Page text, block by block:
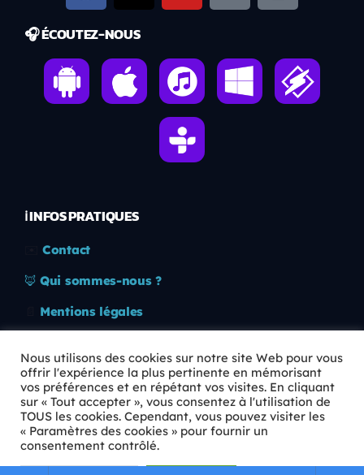
🎧 ÉCOUTEZ-NOUS
ℹ️ INFOS PRATIQUES
Contact
🦊 Qui sommes-nous ?
Mentions légales
🛡️ RGPD
Copyright © 2026 Animkids. Tous droits réservés.
Nous utilisons des cookies sur notre site Web pour vous
offrir l'expérience la plus pertinente en mémorisant
vos préférences et en répétant vos visites. En cliquant
sur « Tout accepter », vous consentez à l'utilisation de
TOUS les cookies. Cependant, vous pouvez visiter les
« Paramètres des cookies » pour fournir un
consentement contrôlé.